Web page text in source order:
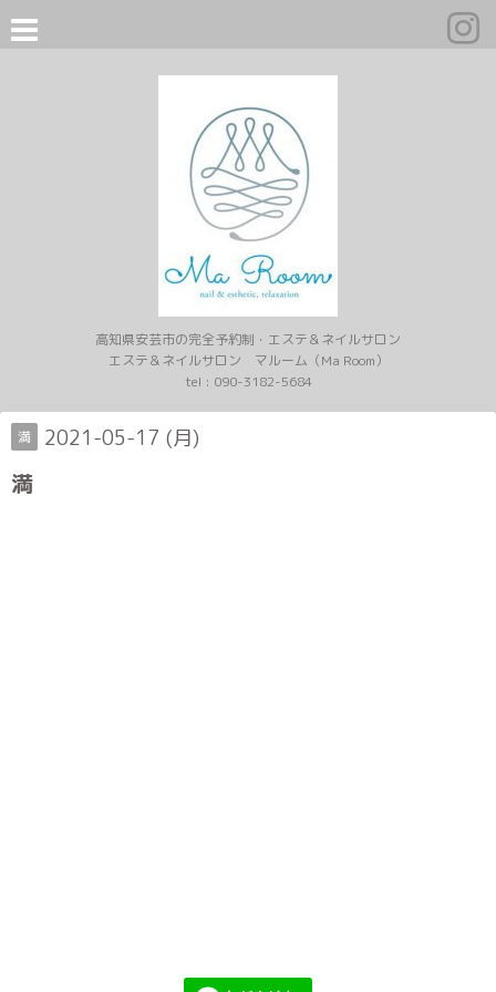
高知県安芸市の完全予約制・エステ＆ネイルサロン
エステ＆ネイルサロン マルーム（Ma Room）
tel : 090-3182-5684
満 2021-05-17 (月)
満